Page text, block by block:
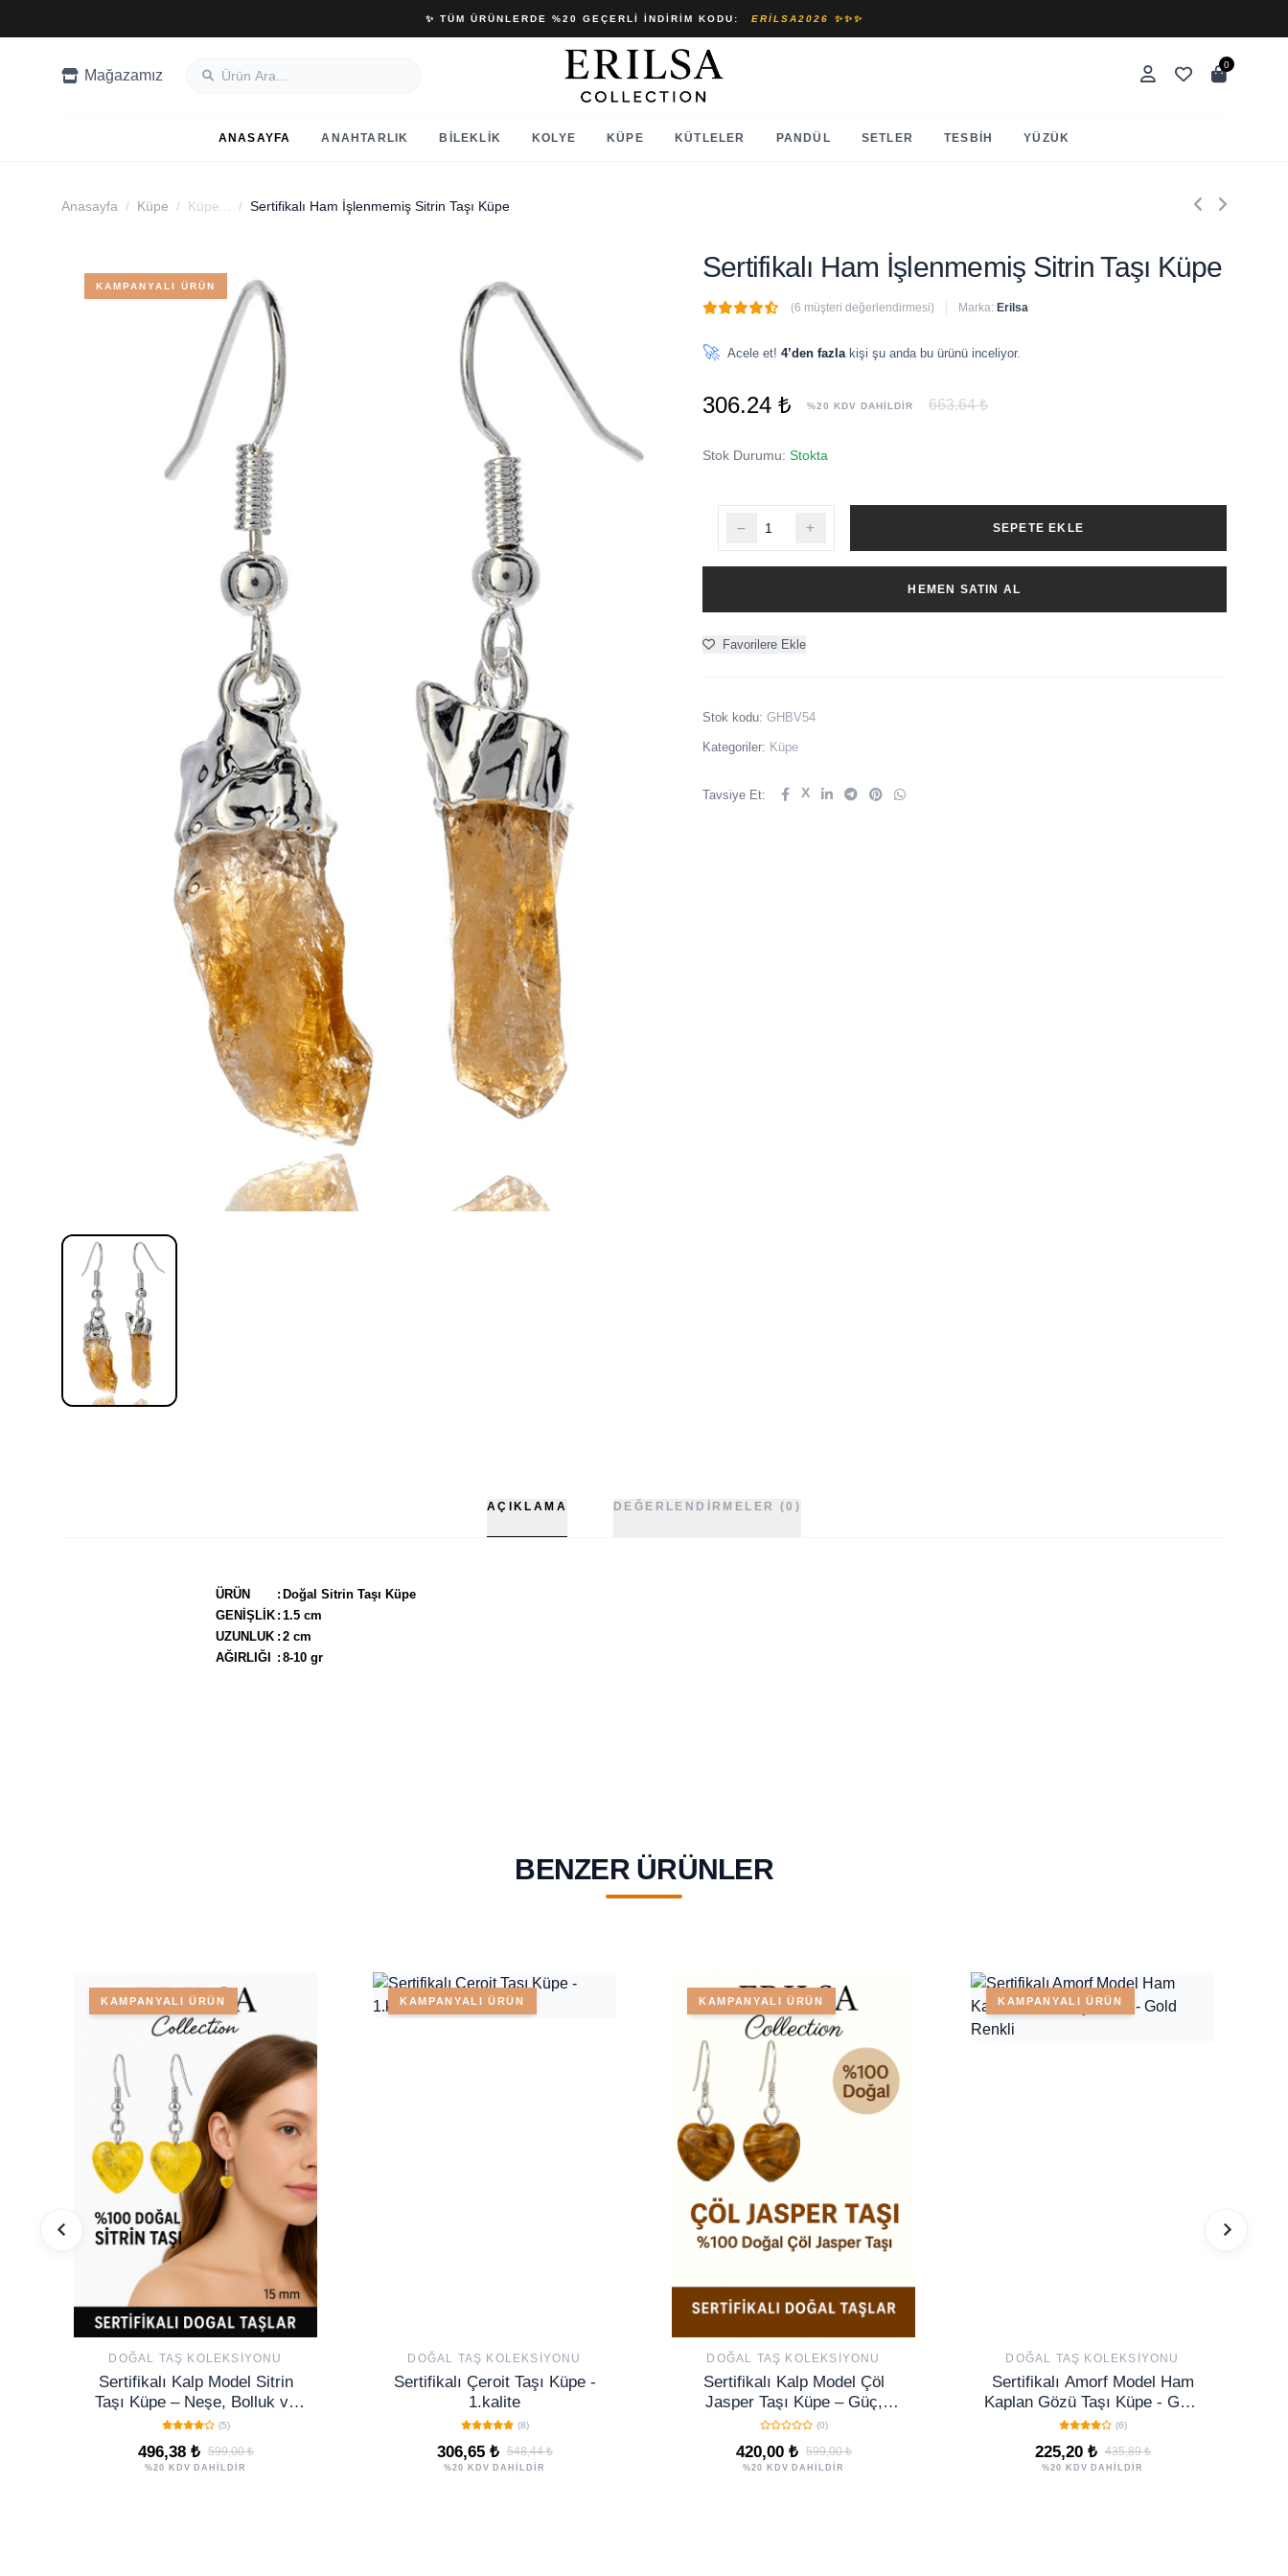
✨ TÜM ÜRÜNLERDE %20 GEÇERLI İNDIRIM KODU: ERILSA2026 ✨✨✨
Mağazamız
0
ANASAYFA ANAHTARLIK BILEKLIK KOLYE KÜPE KÜTLELER PANDÜL SETLER TESBIH YÜZÜK
Anasayfa / Küpe / Küpe... / Sertifikalı Ham İşlenmemiş Sitrin Taşı Küpe
KAMPANYALI ÜRÜN
Sertifikalı Ham İşlenmemiş Sitrin Taşı Küpe
(6 müşteri değerlendirmesi) Marka: Erilsa
🚀 Acele et! 4’den fazlakişi şu anda bu ürünü inceliyor.
306.24 ₺ %20 KDV DAHİLDİR 663.64 ₺
Stok Durumu: Stokta
SEPETE EKLE
HEMEN SATIN AL
Favorilere Ekle
Stok kodu: GHBV54
Kategoriler: Küpe
Tavsiye Et: X
AÇIKLAMA DEĞERLENDIRMELER (0)
ÜRÜN : Doğal Sitrin Taşı Küpe
GENİŞLİK : 1.5 cm
UZUNLUK : 2 cm
AĞIRLIĞI : 8-10 gr
BENZER ÜRÜNLER
KAMPANYALI ÜRÜN
DOĞAL TAŞ KOLEKSIYONU
Sertifikalı Kalp Model Sitrin
Taşı Küpe – Neşe, Bolluk ve
Pozitif Enerji Taşı
(5)
496,38 ₺ 599,00 ₺
%20 KDV DAHİLDİR
KAMPANYALI ÜRÜN
DOĞAL TAŞ KOLEKSIYONU
Sertifikalı Çeroit Taşı Küpe -
1.kalite
(8)
306,65 ₺ 548,44 ₺
%20 KDV DAHİLDİR
KAMPANYALI ÜRÜN
DOĞAL TAŞ KOLEKSIYONU
Sertifikalı Kalp Model Çöl
Jasper Taşı Küpe – Güç,
Denge ve Koruma Taşı
(0)
420,00 ₺ 599,00 ₺
%20 KDV DAHİLDİR
KAMPANYALI ÜRÜN
DOĞAL TAŞ KOLEKSIYONU
Sertifikalı Amorf Model Ham
Kaplan Gözü Taşı Küpe - Gold
Renkli (6)
225,20 ₺ 435,89 ₺
%20 KDV DAHİLDİR